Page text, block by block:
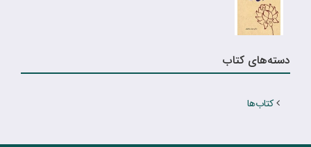
دسته‌های کتاب
کتاب‌ها